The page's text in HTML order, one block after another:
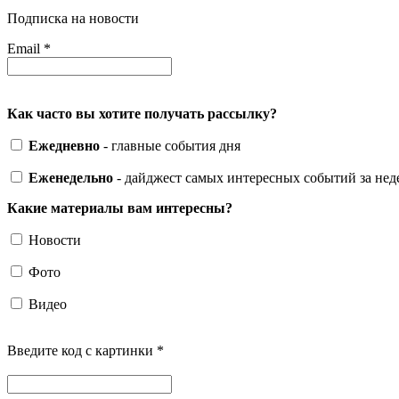
Подписка на новости
Email *
Как часто вы хотите получать рассылку?
Ежедневно - главные события дня
Еженедельно - дайджест самых интересных событий за
Какие материалы вам интересны?
Новости
Фото
Видео
Введите код с картинки *